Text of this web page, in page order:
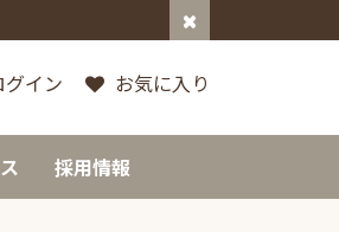
グイン お気に入り
採用情報